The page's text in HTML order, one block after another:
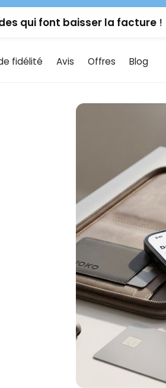
qui font baisser la facture !
fidélité Avis Offres Blog